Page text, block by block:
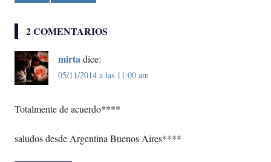
2 COMENTARIOS
mirtadice:
05/11/2014 a las 11:00 am
Totalmente de acuerdo****
saludos desde Argentina Buenos Aires****